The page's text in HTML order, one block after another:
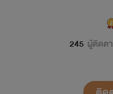
245 ผู้ติดต